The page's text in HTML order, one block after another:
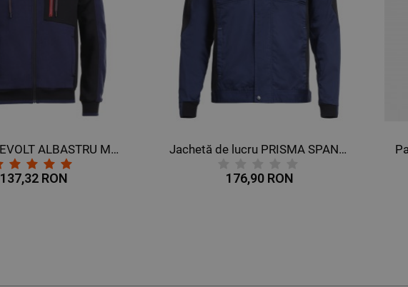
Jachetă de lucru PRISMA SPANDEX BLEUMARIN/NEGRU
176,90 RON
Pantaloni de lucru KASTOR STRETCH DARK BLUE/RED
133,12 RON